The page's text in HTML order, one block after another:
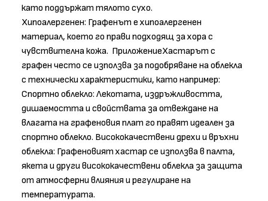
като поддържат тялото сухо.
Хипоалергенен: Графенът е хипоалергенен
материал, което го прави подходящ за хора с
чувствителна кожа. ПриложениеХастарът с
графен често се използва за подобряване на облекла
с технически характеристики, като например:
Спортно облекло: Лекотата, издръжливостта,
дишаемостта и свойствата за отвеждане на
влагата на графеновия плат го правят идеален за
спортно облекло. Висококачествени дрехи и връхни
облекла: Графеновият хастар се използва в палта,
якета и други висококачествени облекла за защита
от атмосферни влияния и регулиране на
температурата.